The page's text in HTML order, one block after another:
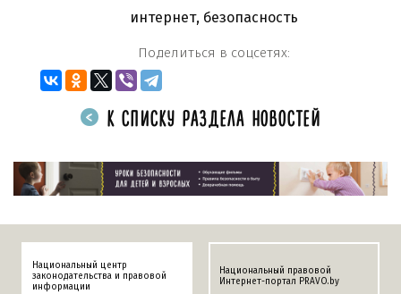
интернет, безопасность
Поделиться в соцсетях:
К СПИСКУ РАЗДЕЛА НОВОСТЕЙ
Национальный центр
законодательства и правовой
информации
Национальный правовой
Интернет-портал PRAVO.by